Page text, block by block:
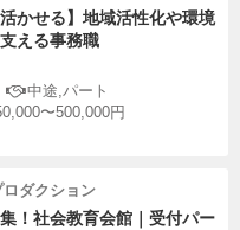
かせる】地域活性化や環境
える事務職
中途,パート
〜500,000円
ダクション
！社会教育会館｜受付パー